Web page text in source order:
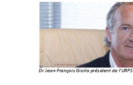
Dr Jean-François Giorla président de l'URPS